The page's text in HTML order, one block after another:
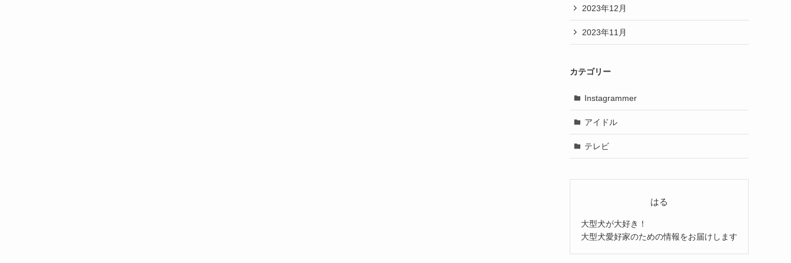
2023年12月
2023年11月
カテゴリー
Instagrammer
アイドル
テレビ
はる
大型犬が大好き！
大型犬愛好家のための情報をお届けします